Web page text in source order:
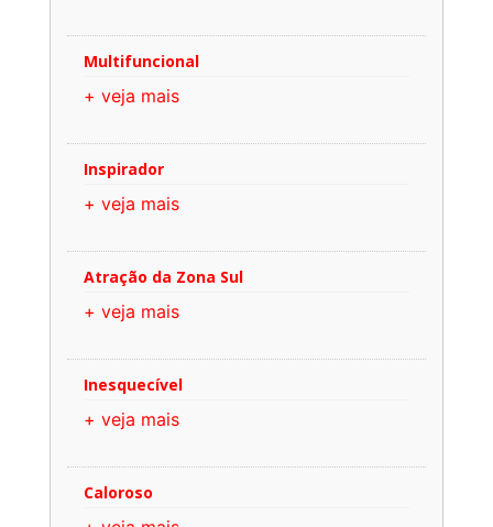
Multifuncional
+ veja mais
Inspirador
+ veja mais
Atração da Zona Sul
+ veja mais
Inesquecível
+ veja mais
Caloroso